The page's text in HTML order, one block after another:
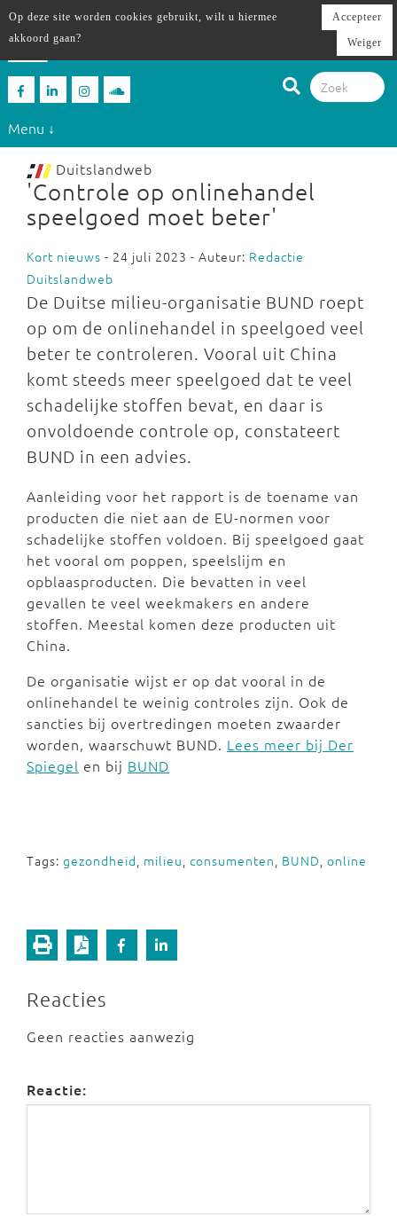
Menu ↓
Duitslandweb
'Controle op onlinehandel
speelgoed moet beter'
Kort nieuws - 24 juli 2023 - Auteur: Redactie
Duitslandweb
De Duitse milieu-organisatie BUND roept
op om de onlinehandel in speelgoed veel
beter te controleren. Vooral uit China
komt steeds meer speelgoed dat te veel
schadelijke stoffen bevat, en daar is
onvoldoende controle op, constateert
BUND in een advies.
Aanleiding voor het rapport is de toename van
producten die niet aan de EU-normen voor
schadelijke stoffen voldoen. Bij speelgoed gaat
het vooral om poppen, speelslijm en
opblaasproducten. Die bevatten in veel
gevallen te veel weekmakers en andere
stoffen. Meestal komen deze producten uit
China.
De organisatie wijst er op dat vooral in de
onlinehandel te weinig controles zijn. Ook de
sancties bij overtredingen moeten zwaarder
worden, waarschuwt BUND. Lees meer bij Der
Spiegel en bij BUND
Tags: gezondheid, milieu, consumenten, BUND, online
Reacties
Geen reacties aanwezig
Reactie:
Op deze site worden cookies gebruikt, wilt u hiermee
akkoord gaan?
Accepteer
Weiger